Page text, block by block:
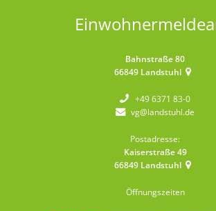
Bahnstraße 80
66849 Landstuhl
+49 6371 83-0
vg@landstuhl.de
Postadresse:
Kaiserstraße 49
66849 Landstuhl
Öffnungszeiten